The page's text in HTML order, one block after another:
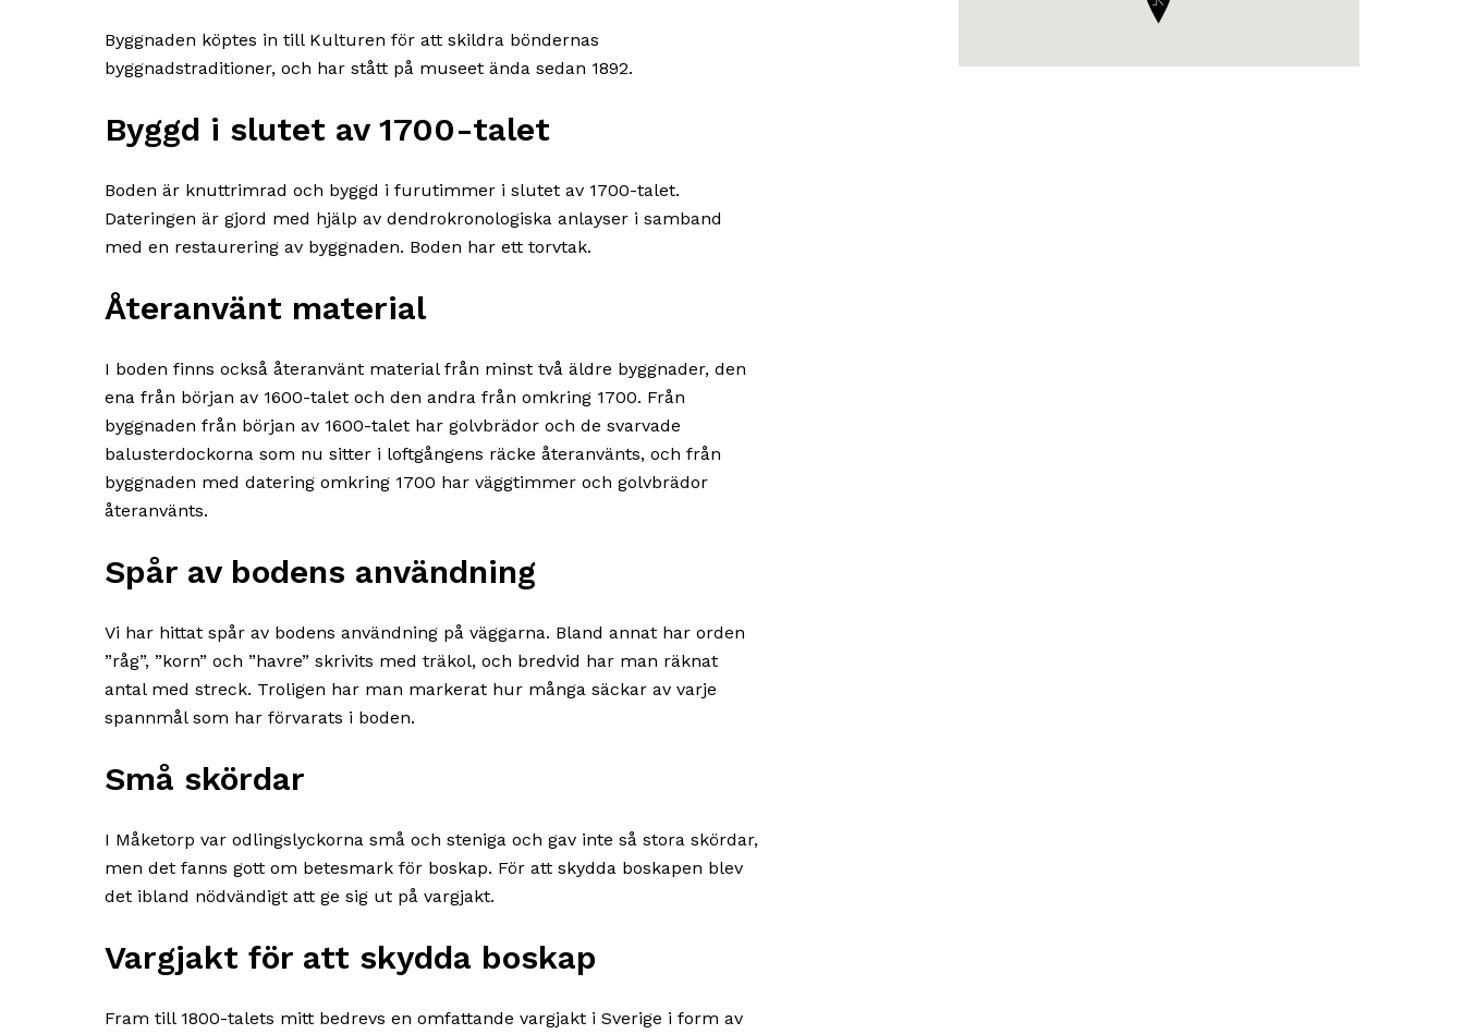
Byggnaden köptes in till Kulturen för att skildra böndernas
byggnadstraditioner, och har stått på museet ända sedan 1892.
Byggd i slutet av 1700-talet
Boden är knuttrimrad och byggd i furutimmer i slutet av 1700-talet.
Dateringen är gjord med hjälp av dendrokronologiska anlayser i samband
med en restaurering av byggnaden. Boden har ett torvtak.
Återanvänt material
I boden finns också återanvänt material från minst två äldre byggnader, den
ena från början av 1600-talet och den andra från omkring 1700. Från
byggnaden från början av 1600-talet har golvbrädor och de svarvade
balusterdockorna som nu sitter i loftgångens räcke återanvänts, och från
byggnaden med datering omkring 1700 har väggtimmer och golvbrädor
återanvänts.
Spår av bodens användning
Vi har hittat spår av bodens användning på väggarna. Bland annat har orden
”råg”, ”korn” och ”havre” skrivits med träkol, och bredvid har man räknat
antal med streck. Troligen har man markerat hur många säckar av varje
spannmål som har förvarats i boden.
Små skördar
I Måketorp var odlingslyckorna små och steniga och gav inte så stora skördar,
men det fanns gott om betesmark för boskap. För att skydda boskapen blev
det ibland nödvändigt att ge sig ut på vargjakt.
Vargjakt för att skydda boskap
Fram till 1800-talets mitt bedrevs en omfattande vargjakt i Sverige i form av